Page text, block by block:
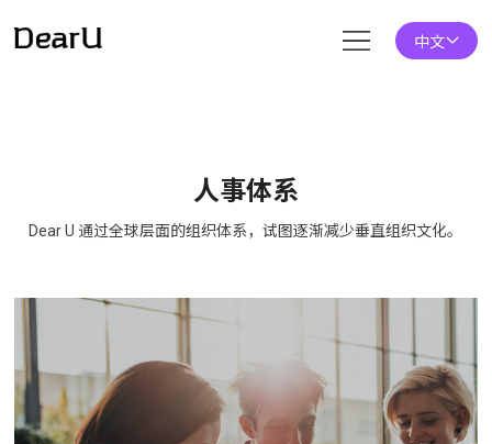
中文
人事体系
Dear U 通过全球层面的组织体系，试图逐渐减少垂直组织文化。